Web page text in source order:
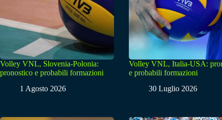
Volley VNL, Slovenia-Polonia:
pronostico e probabili formazioni
1 Agosto 2026
Volley VNL, Italia-USA:
e probabili formazioni
30 Luglio 2026